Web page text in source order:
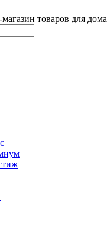
товаров для дома